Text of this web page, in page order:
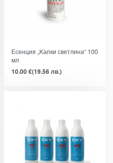
Есенция „Kапки светлина“ 100
мл
10.00€(19.56 лв.)